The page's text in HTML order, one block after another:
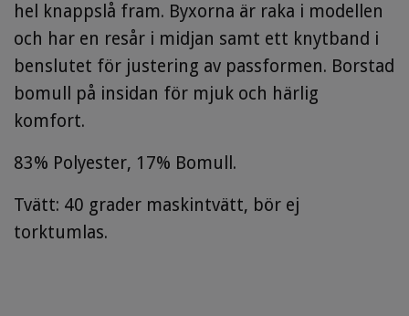
hel knappslå fram. Byxorna är raka i modellen
och har en resår i midjan samt ett knytband i
benslutet för justering av passformen. Borstad
bomull på insidan för mjuk och härlig
komfort.
83% Polyester, 17% Bomull.
Tvätt: 40 grader maskintvätt, bör ej
torktumlas.